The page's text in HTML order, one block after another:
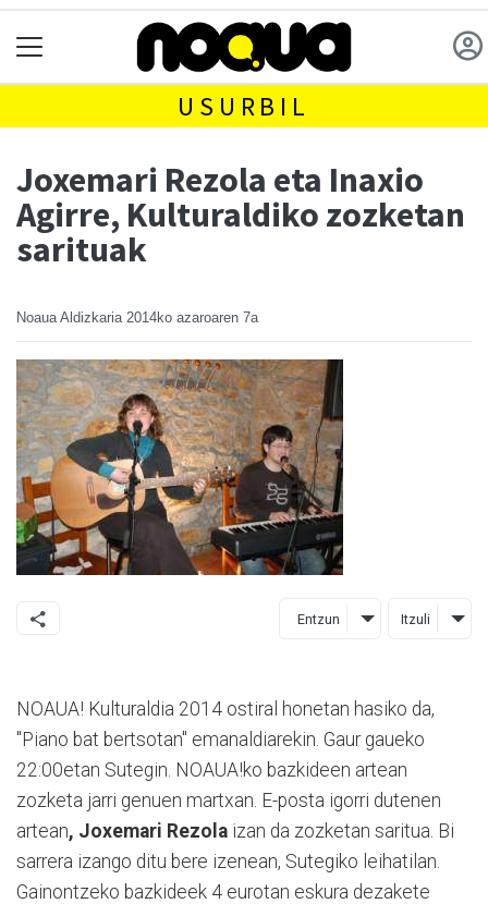
USURBIL
Joxemari Rezola eta Inaxio
Agirre, Kulturaldiko zozketan
sarituak
Noaua Aldizkaria 2014ko azaroaren 7a
Entzun Itzuli
NOAUA! Kulturaldia 2014 ostiral honetan hasiko da,
"Piano bat bertsotan" emanaldiarekin. Gaur gaueko
22:00etan Sutegin. NOAUA!ko bazkideen artean
zozketa jarri genuen martxan. E-posta igorri dutenen
artean, Joxemari Rezola izan da zozketan saritua. Bi
sarrera izango ditu bere izenean, Sutegiko leihatilan.
Gainontzeko bazkideek 4 eurotan eskura dezakete